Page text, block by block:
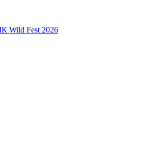
Wild Fest 2026